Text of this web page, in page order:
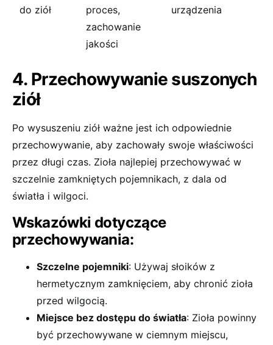
do ziół
proces,
zachowanie
jakości
urządzenia
4. Przechowywanie suszonych
ziół
Po wysuszeniu ziół ważne jest ich odpowiednie
przechowywanie, aby zachowały swoje właściwości
przez długi czas. Zioła najlepiej przechowywać w
szczelnie zamkniętych pojemnikach, z dala od
światła i wilgoci.
Wskazówki dotyczące
przechowywania:
Szczelne pojemniki: Używaj słoików z
hermetycznym zamknięciem, aby chronić zioła
przed wilgocią.
Miejsce bez dostępu do światła: Zioła powinny
być przechowywane w ciemnym miejscu,